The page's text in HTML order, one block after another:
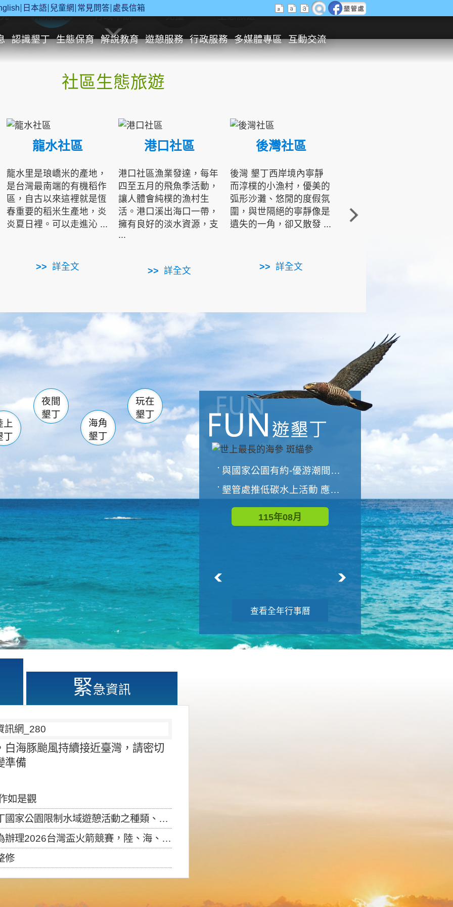
日本語 兒童網 常見問答 處長信箱
認識墾丁 生態保育 解說教育 遊憩服務 行政服務 多媒體專區 互動交流
休閒遊憩 行政申辦 兒童 生態旅遊
社區生態旅遊
龍水社區
龍水里是琅嶠米的產地，
是台灣最南端的有機稻作
區，自古以來這裡就是恆
春重要的稻米生產地，炎
炎夏日裡。可以走進沁 ...
詳全文
港口社區
港口社區漁業發達，每年
四至五月的飛魚季活動，
讓人體會純樸的漁村生
活。港口溪出海口一帶，
擁有良好的淡水資源，支
...
詳全文
後灣社區
後灣 墾丁西岸境內寧靜
而淳樸的小漁村，優美的
弧形沙灘、悠閒的度假氛
圍，與世隔絕的寧靜像是
遺失的一角，卻又散發 ...
詳全文
角的端點，冬季海浪拍打
著礁岸，旺盛的侵蝕作
南仁湖
滿州 佳樂水
森林遊樂區
墾管處遊客中心
社頂公園 風吹沙
船帆石 龍磐公園
香蕉灣 龍坑
鵝鑾鼻
上
丁
夜間
墾丁
海角
墾丁
玩在
墾丁
與國家公園有約-優游潮間探險者
墾管處推低碳水上活動 應屆畢業生限額免費參加
115年08月
世界地球清潔日 墾管處辦理「2026年墾丁國家公園沙灘淨灘活動
115年09月
查看全年行事曆
緊急資訊
海豚颱風持續接近臺灣，請密切
準備
如是觀
制水域遊憩活動之種類、範圍、時間及行為」，自即日生效。
盃火箭競賽，陸、海、空域警戒及協調相關事宜，因颱風備案事宜
修